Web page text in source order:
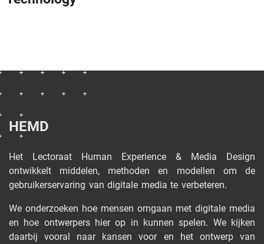
HEMD
Het Lectoraat Human Experience & Media Design
ontwikkelt middelen, methoden en modellen om de
gebruikerservaring van digitale media te verbeteren.
We onderzoeken hoe mensen omgaan met digitale media
en hoe ontwerpers hier op in kunnen spelen. We kijken
daarbij vooral naar kansen voor en het ontwerp van